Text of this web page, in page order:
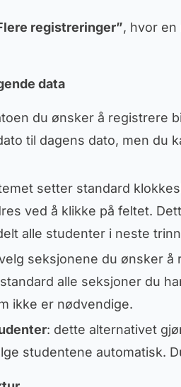
registreringer”, hvor en
data
du ønsker å registrere
til dagens dato, men du
setter standard
ved å klikke på feltet.
alle studenter i neste
seksjonene du ønsker å
alle seksjoner du
ikke er nødvendige.
: dette alternativet
studentene automatisk.